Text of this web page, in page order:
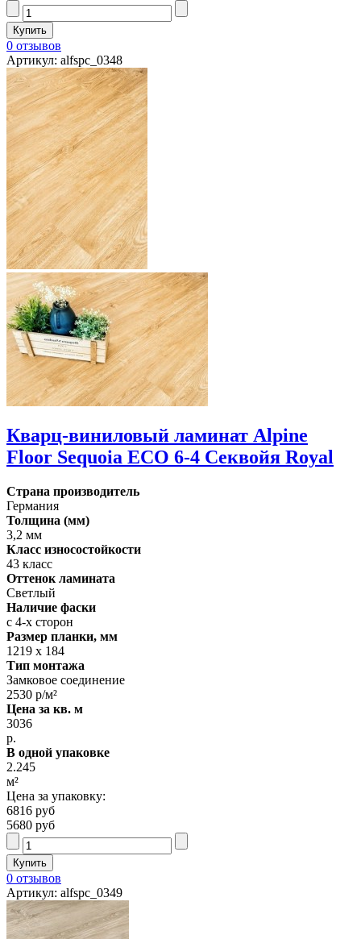
0 отзывов
Артикул: alfspc_0348
Кварц-виниловый ламинат Alpine
Floor Sequoia ECO 6-4 Секвойя Royal
Страна производитель
Германия
Толщина (мм)
3,2 мм
Класс износостойкости
43 класс
Оттенок ламината
Светлый
Наличие фаски
с 4-х сторон
Размер планки, мм
1219 х 184
Тип монтажа
Замковое соединение
2530 р/м²
Цена за кв. м
3036
р.
В одной упаковке
2.245
м²
Цена за упаковку:
6816 руб
5680 руб
0 отзывов
Артикул: alfspc_0349